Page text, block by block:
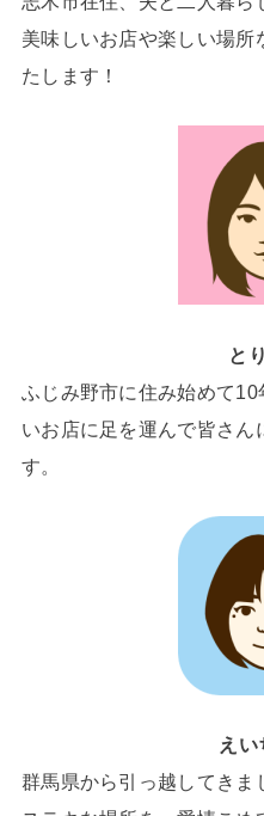
美味しいお店や楽しい場所
たします！
と
ふじみ野市に住み始めて
いお店に足を運んで皆さん
す。
えい
群馬県から引っ越してきま